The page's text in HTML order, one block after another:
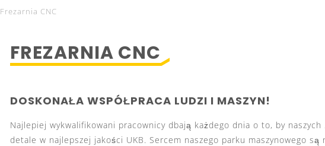
Frezarnia CNC
FREZARNIA CNC
DOSKONAŁA WSPÓŁPRACA LUDZI I MASZYN!
Najlepiej wykwalifikowani pracownicy dbają każdego dnia o to, by
detale w najlepszej jakości UKB. Sercem naszego parku maszynowego